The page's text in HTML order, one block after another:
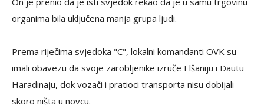
organima bila uključena manja grupa ljudi.
Prema riječima svjedoka "C", lokalni komandanti OVK su
imali obavezu da svoje zarobljenike izruče Elšaniju i Dautu
Haradinaju, dok vozači i pratioci transporta nisu dobijali
skoro ništa u novcu.